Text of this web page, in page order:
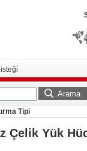
Arama
Tipi
Yük